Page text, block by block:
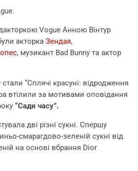
Vogue Анною Вінтур
акторка Зендая,
, музикант Bad Bunny та актор
“Сплячі красуні: відродження
втілили за мотивами оповідання
“Сади часу”.
дві різні сукні. Спершу
смарагдово-зеленій сукні від
на основі вбрання Dior